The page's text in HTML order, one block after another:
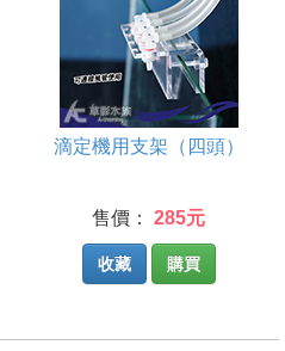
滴定機用支架（四頭）
售價： 285元
收藏 購買